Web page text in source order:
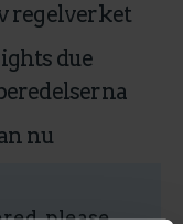
regelverket
due
nu
please